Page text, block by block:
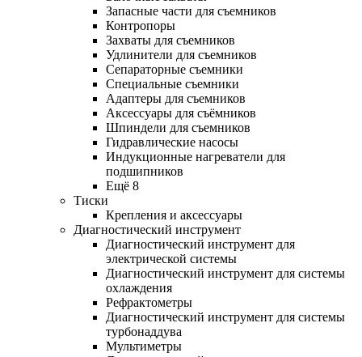
Запасные части для съемников
Контропоры
Захваты для съемников
Удлинители для съемников
Сепараторные съемники
Специальные съемники
Адаптеры для съемников
Аксессуары для съёмников
Шпиндели для съемников
Гидравлические насосы
Индукционные нагреватели для
подшипников
Ещё 8
Тиски
Крепления и аксессуары
Диагностический инструмент
Диагностический инструмент для
электрической системы
Диагностический инструмент для системы
охлаждения
Рефрактометры
Диагностический инструмент для системы
турбонаддува
Мультиметры